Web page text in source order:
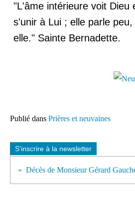
"L'âme intérieure voit
s'unir à Lui ; elle parle
elle." Sainte Bernadette.
Publié dans Prières et neuvaines
S'inscrire à la newsletter
Décès de Monsieur Gérard